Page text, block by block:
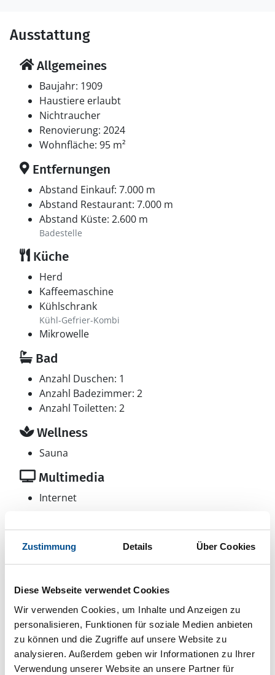
Zustimmung Details Über Cookies
Diese Webseite verwendet Cookies
Wir verwenden Cookies, um Inhalte und Anzeigen zu
personalisieren, Funktionen für soziale Medien anbieten
zu können und die Zugriffe auf unsere Website zu
analysieren. Außerdem geben wir Informationen zu Ihrer
Verwendung unserer Website an unsere Partner für
Ausstattung
Allgemeines
Baujahr: 1909
Haustiere erlaubt
Nichtraucher
Renovierung: 2024
Wohnfläche: 95 m²
Entfernungen
Abstand Einkauf: 7.000 m
Abstand Restaurant: 7.000 m
Abstand Küste: 2.600 m
Badestelle
Küche
Herd
Kaffeemaschine
Kühlschrank
Kühl-Gefrier-Kombi
Mikrowelle
Bad
Anzahl Duschen: 1
Anzahl Badezimmer: 2
Anzahl Toiletten: 2
Wellness
Sauna
Multimedia
Internet
Besonderheiten
Luft-Luft
Neben- und Verbrauchskosten
Die aktuellen Verbrauchskosten finden Sie im
nächsten Schritt im Buchungsformular.